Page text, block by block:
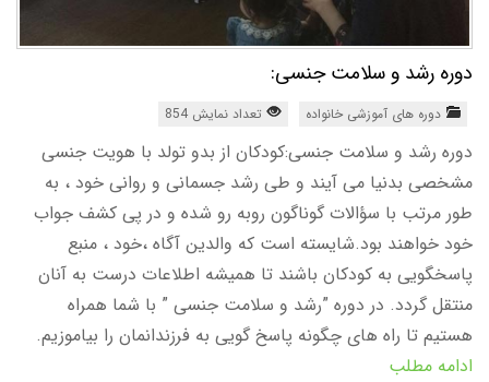
دوره رشد و سلامت جنسی:
دوره های آموزشی خانواده تعداد نمایش 854
دوره رشد و سلامت جنسی:کودکان از بدو تولد با هویت جنسی
مشخصی بدنیا می آیند و طی رشد جسمانی و روانی خود ، به
طور مرتب با سؤالات گوناگون روبه رو شده و در پی کشف جواب
خود خواهند بود.شایسته است که والدین آگاه ،خود ، منبع
پاسخگویی به کودکان باشند تا همیشه اطلاعات درست به آنان
منتقل گردد. در دوره ”رشد و سلامت جنسی ” با شما همراه
هستیم تا راه های چگونه پاسخ گویی به فرزندانمان را بیاموزیم.
ادامه مطلب